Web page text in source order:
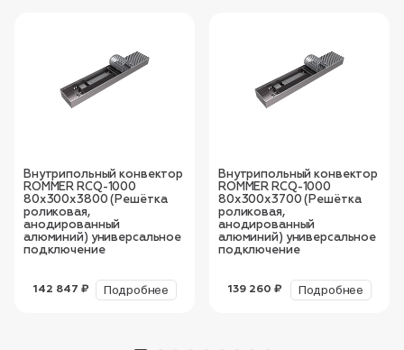
Внутрипольный конвектор
ROMMER RCQ-1000
80х300х3800 (Решётка
роликовая,
анодированный
алюминий) универсальное
подключение
142 847 ₽ Подробнее
Внутрипольный конвектор
ROMMER RCQ-1000
80х300х3700 (Решётка
роликовая,
анодированный
алюминий) универсальное
подключение
139 260 ₽ Подробнее